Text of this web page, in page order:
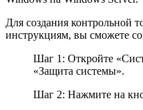
Для создания контрольной
инструкциям, вы сможете
Шаг 1: Откройте
«Защита системы».
Шаг 2: Нажмите на